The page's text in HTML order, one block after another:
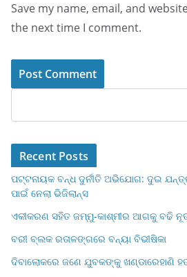
Save my name, email, and
the next time I comment.
Recent Posts
ପଟ୍ଟନାୟକ ବନ୍ଧ ଦୁର୍ନୀତି ଅଭିଯୋଗ: ଦୁଇ
ପାଇଁ ନେଲା ଭିଜିଲାନ୍ସ
ଏକୀକରଣ ସହିତ ଜମ୍ମୁ-କାଶ୍ମୀର ଆଗକୁ ବଢି
ବରୀ ବ୍ଲକ ରତାଳଙ୍ଗରେ ବନ୍ୟା ବିଭୀଷିକା
ଦିବାଲୋକରେ ଜଣେ ଯୁବକଙ୍କୁ ଖଣ୍ଡାରେହାଣି